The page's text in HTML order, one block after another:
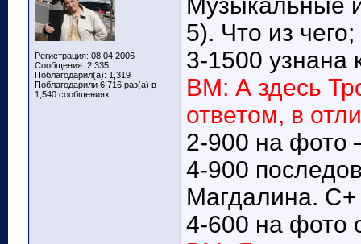
Регистрация: 08.04.2006
Сообщения: 2,335
Поблагодарил(а): 1,319
Поблагодарили 6,716 раз(а) в
1,540 сообщениях
Музыкальные
5). Что из
3-1500 узнана
ВМ: А здесь
ответом, в
2-900 на фото
4-900
Магдалина. С+
4-600 на фото